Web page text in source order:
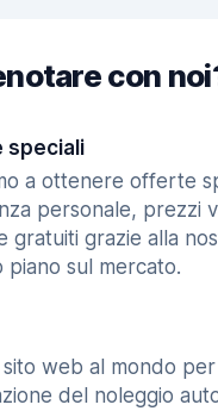
con
speciali
a ottenere offerte
personale, prezzi
gratuiti grazie alla
piano sul mercato.
web al mondo per
del noleggio